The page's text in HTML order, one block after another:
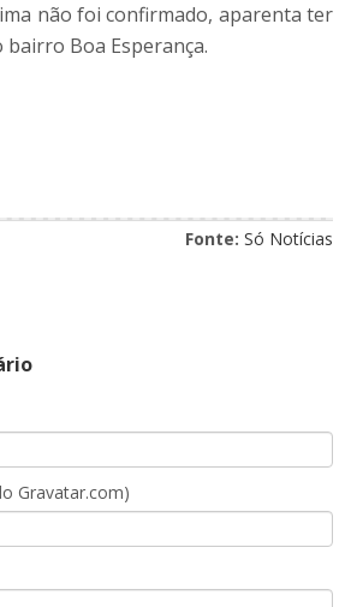
não foi confirmado, aparenta ter
bairro Boa Esperança.
Fonte: Só Notícias
Gravatar.com)